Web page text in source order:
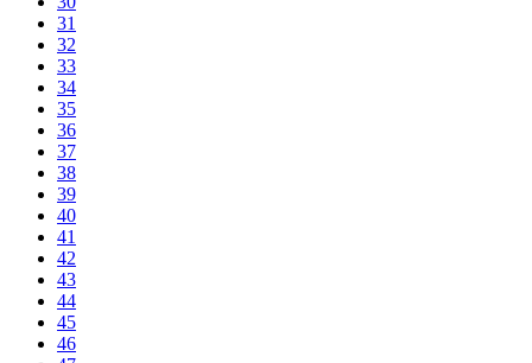
31
32
33
34
35
36
37
38
39
40
41
42
43
44
45
46